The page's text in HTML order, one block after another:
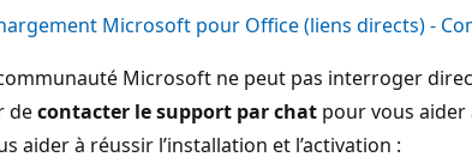
Microsoft pour Office (liens directs) -
Microsoft ne peut pas interroger
decontacter le support par chat pour vous
aider à réussir l’installation et l’activation :